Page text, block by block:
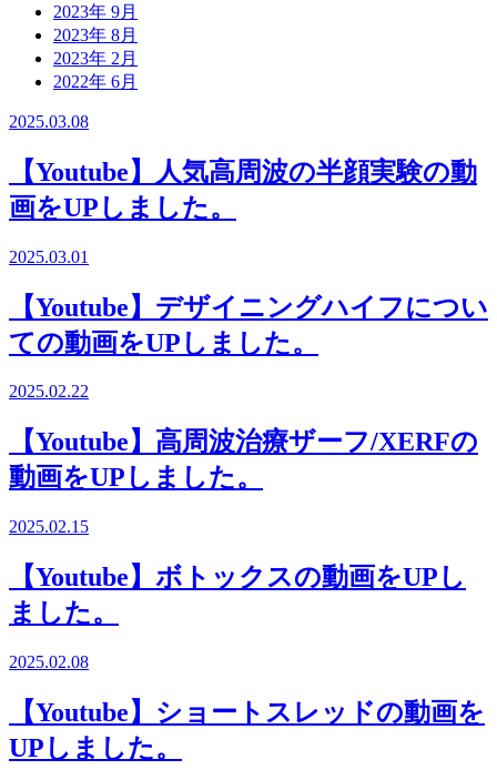
2023年 9月
2023年 8月
2023年 2月
2022年 6月
2025.03.08
【Youtube】人気高周波の半顔実験の動
画をUPしました。
2025.03.01
【Youtube】デザイニングハイフについ
ての動画をUPしました。
2025.02.22
【Youtube】高周波治療ザーフ/XERFの
動画をUPしました。
2025.02.15
【Youtube】ボトックスの動画をUPし
ました。
2025.02.08
【Youtube】ショートスレッドの動画を
UPしました。